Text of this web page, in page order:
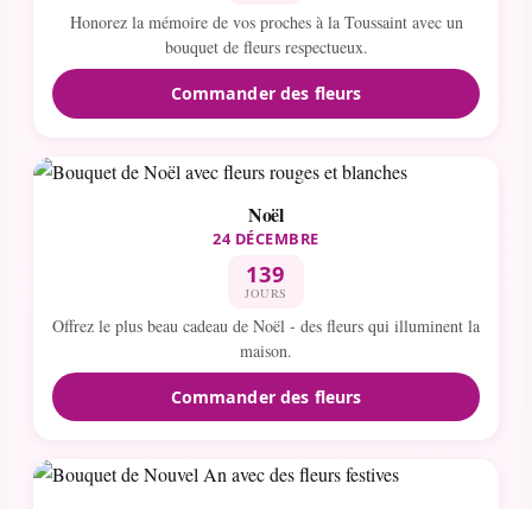
Honorez la mémoire de vos proches à la Toussaint avec un
bouquet de fleurs respectueux.
Commander des fleurs
Noël
24 DÉCEMBRE
139
JOURS
Offrez le plus beau cadeau de Noël - des fleurs qui illuminent la
maison.
Commander des fleurs